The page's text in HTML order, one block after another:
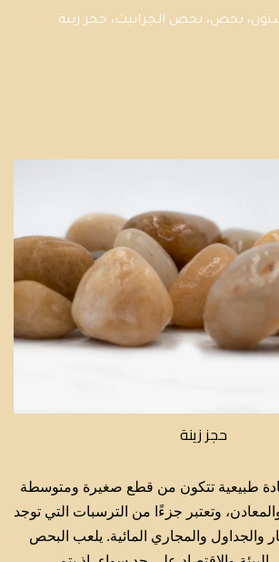
، بحص، بحص الجرانيت، حجر زينة
حجز زينة
طبيعية تتكون من قطع صغيرة ومتوسطة
وتعتبر جزءًا من الترسبات التي توجد
والجداول والمجاري المائية. يلعب البحص